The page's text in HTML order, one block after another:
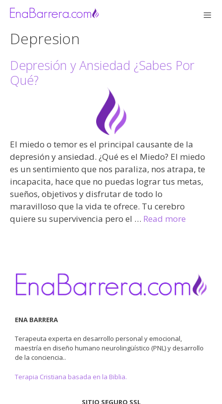
Saltar
Depresion
Depresión y Ansiedad ¿Sabes Por
Qué?
El miedo o temor es el principal causante de la
depresión y ansiedad. ¿Qué es el Miedo? El miedo
es un sentimiento que nos paraliza, nos atrapa, te
incapacita, hace que no puedas lograr tus metas,
sueños, objetivos y disfrutar de todo lo
maravilloso que la vida te ofrece. Tu cerebro
quiere su supervivencia pero el … Read more
ENA BARRERA
Terapeuta experta en desarrollo personal y emocional,
maestría en diseño humano neurolingüístico (PNL) y desarrollo
de la conciencia..
Terapia Cristiana basada en la Biblia.
SITIO SEGURO SSL